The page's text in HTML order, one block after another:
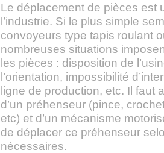
Le déplacement de pièces est
l’industrie. Si le plus simple
convoyeurs type tapis roulant
nombreuses situations
les pièces : disposition de
l’orientation, impossibilité
ligne de production, etc. Il faut
d’un préhenseur (pince,
etc) et d’un mécanisme
de déplacer ce préhenseur
nécessaires.